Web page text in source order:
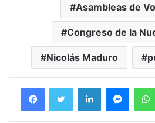
Asambleas de
Congreso de la
Nicolás Maduro
FacebookTwitter LinkedIn